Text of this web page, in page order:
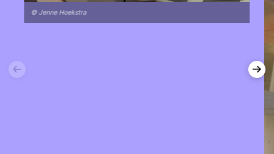
© Jenne Hoekstra
Vorige